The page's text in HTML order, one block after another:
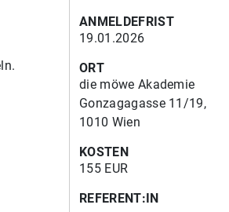
ANMELDEFRIST
19.01.2026
ORT
die möwe Akademie
Gonzagagasse 11/19,
1010 Wien
KOSTEN
155 EUR
REFERENT:IN